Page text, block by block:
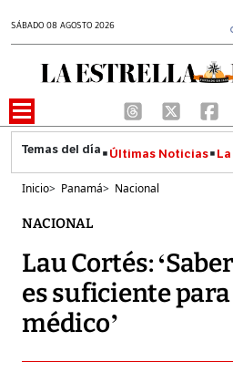
SÁBADO 08 AGOSTO 2026
Últimas Noticias
Inicio> Panamá> Nacional
NACIONAL
Lau Cortés:
es suficiente
médico’